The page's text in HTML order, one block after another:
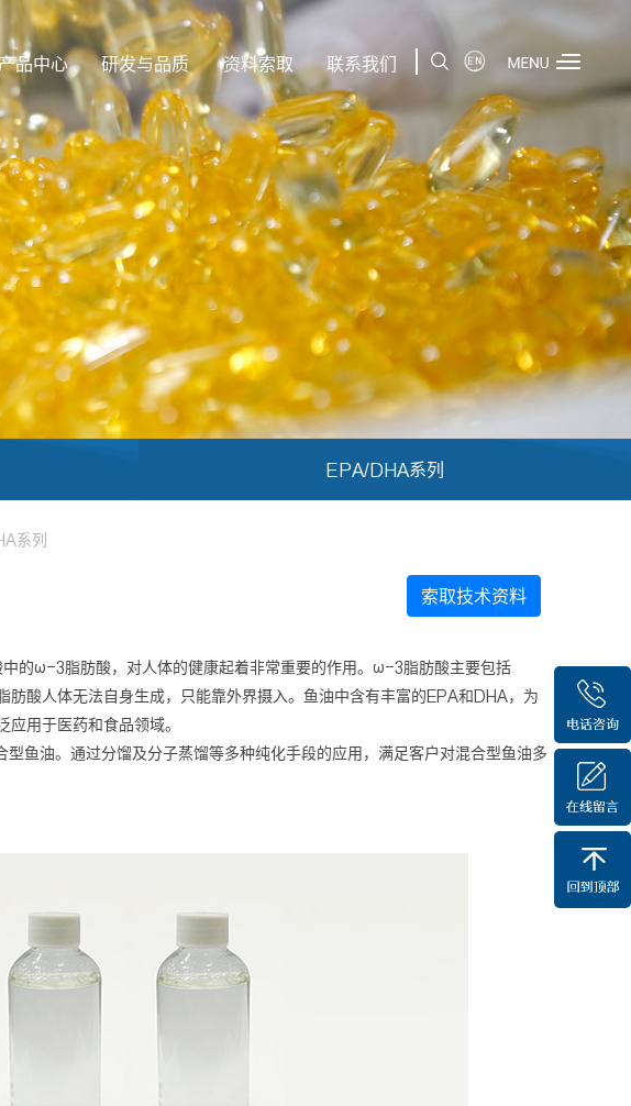
品中心 研发与品质 资料索取 联系我们
EPA/DHA系列
系列
索取技术资料
的ω-3脂肪酸，对人体的健康起着非常重要的作用。ω-3脂肪酸主要包括
酸人体无法自身生成，只能靠外界摄入。鱼油中含有丰富的EPA和DHA，为
用于医药和食品领域。
鱼油。通过分馏及分子蒸馏等多种纯化手段的应用，满足客户对混合型鱼油多